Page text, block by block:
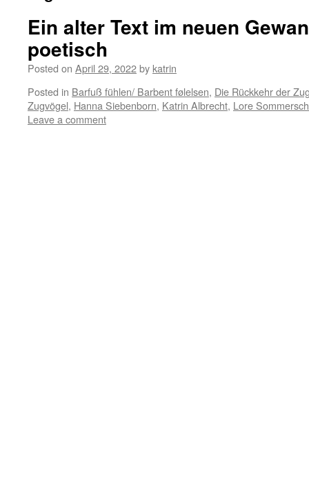
Ein alter Text im neuen
poetisch
Posted on April 29, 2022by katrin
Posted in Barfuß fühlen/ Barbent følelsen, Die Rückkehr der
Zugvögel, Hanna Siebenborn, Katrin Albrecht, Lore
Leave a comment